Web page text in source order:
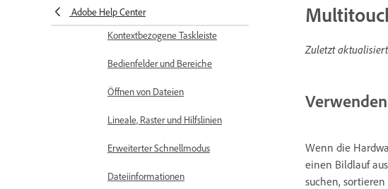
Adobe Help Center
Werkzeuge
Kontextbezogene Taskleiste
Bedienfelder und Bereiche
Öffnen von Dateien
Lineale, Raster und Hilfslinien
Erweiterter Schnellmodus
Dateiinformationen
Zuletzt
Wenn die
einen Bildlauf
suchen,